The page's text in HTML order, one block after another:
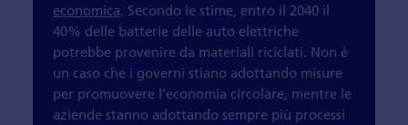
economica. Secondo le stime, entro il 2040 il
40% delle batterie delle auto elettriche
potrebbe provenire da materiali riciclati. Non è
un caso che i governi stiano adottando misure
per promuovere l'economia circolare, mentre le
aziende stanno adottando sempre più processi